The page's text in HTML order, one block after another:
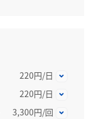
220円/日
220円/日
3,300円/回